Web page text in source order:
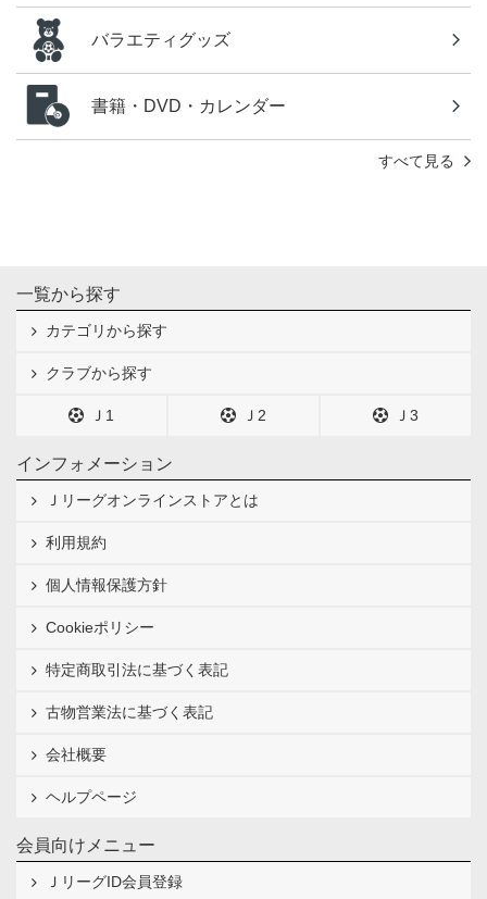
バラエティグッズ
書籍・DVD・カレンダー
すべて見る
一覧から探す
カテゴリから探す
クラブから探す
Ｊ1 Ｊ2 Ｊ3
インフォメーション
Ｊリーグオンラインストアとは
利用規約
個人情報保護方針
Cookieポリシー
特定商取引法に基づく表記
古物営業法に基づく表記
会社概要
ヘルプページ
会員向けメニュー
ＪリーグID会員登録